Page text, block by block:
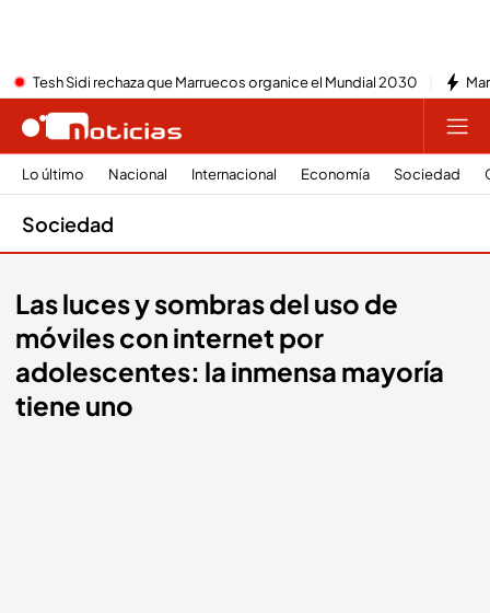
Tesh Sidi rechaza que Marruecos organice el Mundial 2030
Lo último Nacional Internacional Economía Sociedad
Sociedad
Las luces y sombras del uso de
móviles con internet por
adolescentes: la inmensa mayoría
tiene uno